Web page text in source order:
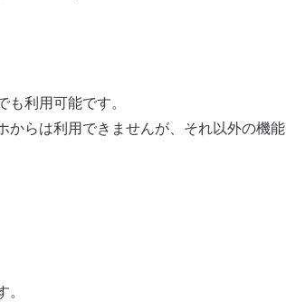
利用可能です。
からは利用できませんが、それ以外の機能